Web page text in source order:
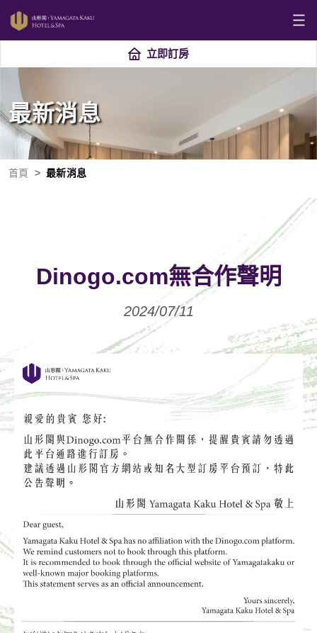
立即訂房
最新消息
首頁 最新消息
Dinogo.com無合作聲明
2024/07/11